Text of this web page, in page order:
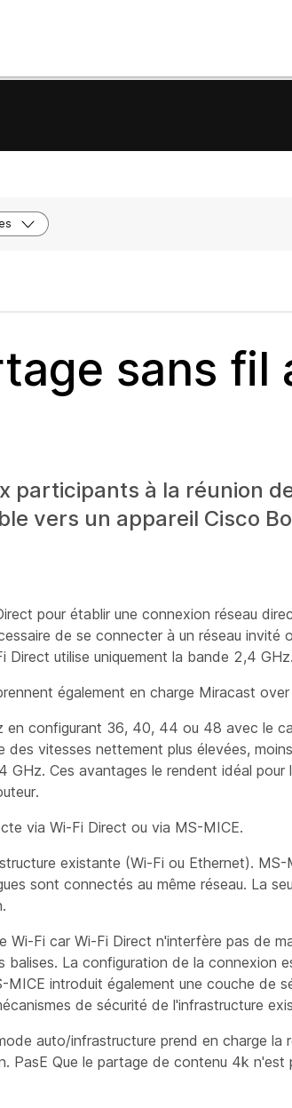
sans fil
participants à la réunion
vers un appareil Cisco
pour établir une connexion réseau
de se connecter à un réseau invité
Direct utilise uniquement la bande 2,4 GHz.
également en charge Miracast
configurant 36, 40, 44 ou 48 avec le
vitesses nettement plus élevées,
Ces avantages le rendent idéal pour
via Wi-Fi Direct ou via MS-MICE.
existante (Wi-Fi ou Ethernet). MS-
sont connectés au même réseau. La
Wi-Fi car Wi-Fi Direct n'interfère pas de
La configuration de la connexion
introduit également une couche de
de sécurité de l'infrastructure
auto/infrastructure prend en charge
PasE Que le partage de contenu 4k n'est